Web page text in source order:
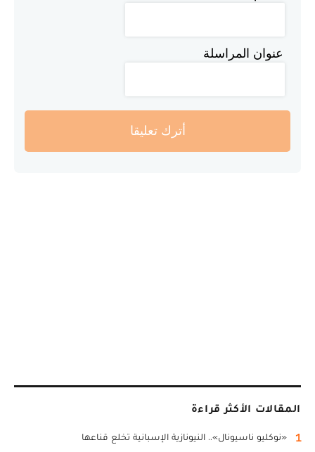
عنوان المراسلة
أترك تعليقا
المقالات الأكثر قراءة
1 «نوكليو ناسيونال».. النيونازية الإسبانية تخلع قناعها